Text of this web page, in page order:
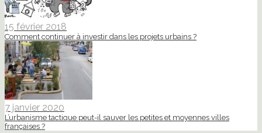
15 février 2018
Comment continuer à investir dans les projets urbains ?
7 janvier 2020
L’urbanisme tactique peut-il sauver les petites et moyennes villes
françaises ?